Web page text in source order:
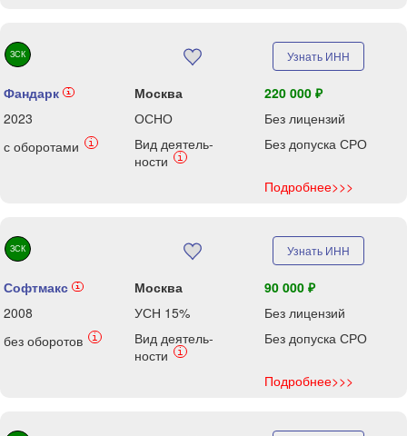
ЗСК Узнать ИНН
Фандарк i Москва
220 000 ₽
2023
ОСНО
Без лицензий
с оборотами
i
Вид деятель-
ности
i
Без допуска СРО
Подробнее>>>
ЗСК Узнать ИНН
Софтмакс i Москва
90 000 ₽
2008
УСН 15%
Без лицензий
без оборотов
i
Вид деятель-
ности
i
Без допуска СРО
Подробнее>>>